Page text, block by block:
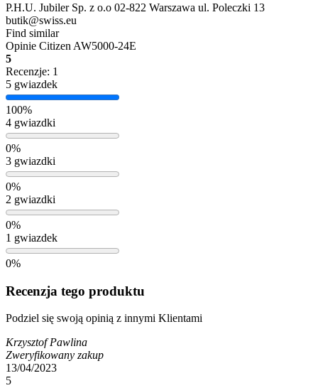
P.H.U. Jubiler Sp. z o.o 02-822 Warszawa ul. Poleczki 13
butik@swiss.eu
Find similar
Opinie Citizen AW5000-24E
5
Recenzje: 1
5 gwiazdek
100%
4 gwiazdki
0%
3 gwiazdki
0%
2 gwiazdki
0%
1 gwiazdek
0%
Recenzja tego produktu
Podziel się swoją opinią z innymi Klientami
Krzysztof Pawlina
Zweryfikowany zakup
13/04/2023
5